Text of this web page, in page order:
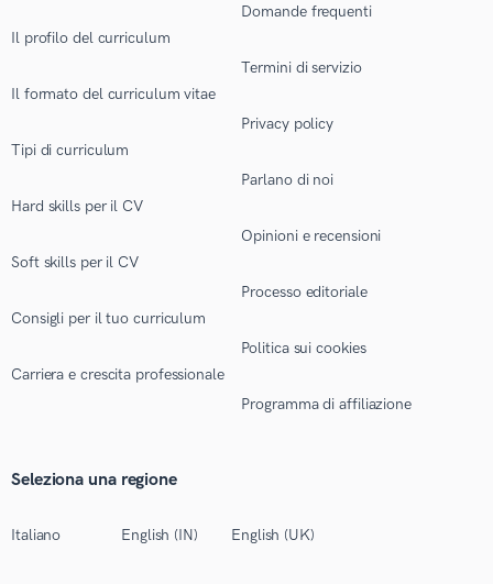
Il profilo del curriculum
Il formato del curriculum vitae
Tipi di curriculum
Hard skills per il CV
Soft skills per il CV
Consigli per il tuo curriculum
Carriera e crescita professionale
Domande frequenti
Termini di servizio
Privacy policy
Parlano di noi
Opinioni e recensioni
Processo editoriale
Politica sui cookies
Programma di affiliazione
Seleziona una regione
Italiano English (IN) English (UK)